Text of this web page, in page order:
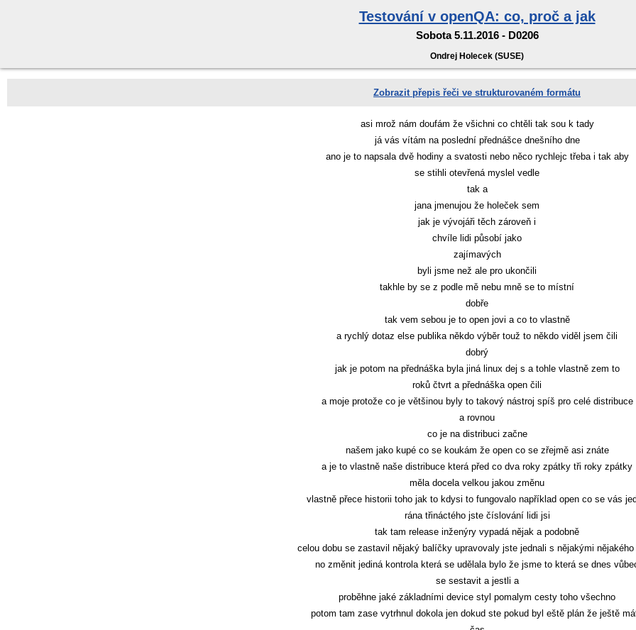
Testování v openQA: co, proč a jak
Sobota 5.11.2016 - D0206
Ondrej Holecek (SUSE)
Zobrazit přepis řeči ve strukturovaném formátu
asi mrož nám doufám že všichni co chtěli tak sou k tady
já vás vítám na poslední přednášce dnešního dne
ano je to napsala dvě hodiny a svatosti nebo něco rychlejc třeba i tak aby
se stihli otevřená myslel vedle
tak a
jana jmenujou že holeček sem
jak je vývojáři těch zároveň i
chvíle lidi působí jako
zajímavých
byli jsme než ale pro ukončili
takhle by se z podle mě nebu mně se to místní
dobře
tak vem sebou je to open jovi a co to vlastně
a rychlý dotaz else publika někdo výběr touž to někdo viděl jsem čili
dobrý
jak je potom na přednáška byla jiná linux dej s a tohle vlastně zem to
roků čtvrt a přednáška open čili
a moje protože co je většinou byly to takový nástroj spíš pro celé distribuce
a rovnou
co je na distribuci začne
našem jako kupé co se koukám že open co se zřejmě asi znáte
a je to vlastně naše distribuce která před co dva roky zpátky tři roky zpátky
měla docela velkou jakou změnu
vlastně přece historii toho jak to kdysi to fungovalo například open co se vás
rána třináctého jste číslování lidi jsi
tak tam release inženýry vypadá nějak a podobně
celou dobu se zastavil nějaký balíčky upravovaly jste jednali s nějakými nějakého
no změnit jediná kontrola která se udělala bylo že jsme to která se dnes
se sestavit a jestli a
proběhne jaké základními device styl pomalym cesty toho všechno
potom tam zase vytrhnul dokola jen dokud ste pokud byl eště plán že ještě